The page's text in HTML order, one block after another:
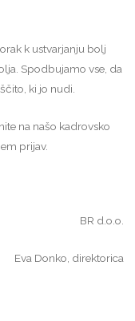
k ustvarjanju bolj
Spodbujamo vse, da
ki jo nudi.
na našo kadrovsko
prijav.
BR d.o.o.
Eva Donko, direktorica